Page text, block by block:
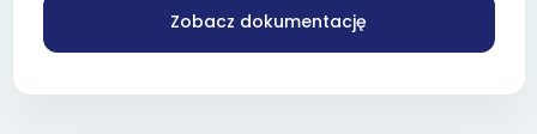
Zobacz dokumentację